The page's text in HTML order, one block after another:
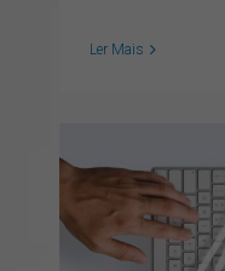
Ler Mais
Zero-
valor